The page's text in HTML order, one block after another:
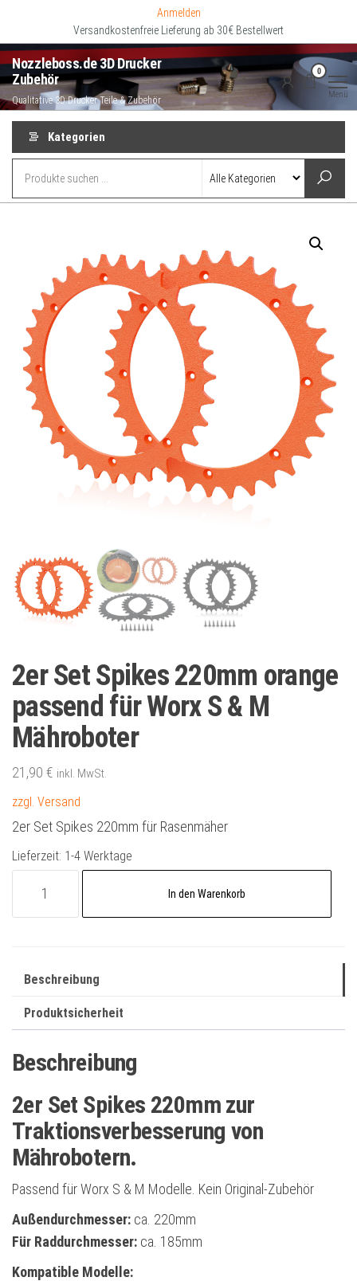
springen
Anmelden
Versandkostenfreie Lieferung ab 30€ Bestellwert
Nozzleboss.de 3D Drucker
Zubehör
Qualitative 3D Drucker Teile & Zubehör
0
Menü
Kategorien
2er Set Spikes 220mm orange
passend für Worx S & M
Mähroboter
21,90 € inkl. MwSt.
zzgl. Versand
2er Set Spikes 220mm für Rasenmäher
Lieferzeit: 1-4 Werktage
für
Worx
S
M
Mähroboter
Menge
In den Warenkorb
Beschreibung
Produktsicherheit
Beschreibung
2er Set Spikes 220mm zur
Traktionsverbesserung von
Mährobotern.
Passend für Worx S & M Modelle. Kein Original-Zubehör
Außendurchmesser: ca. 220mm
Für Raddurchmesser: ca. 185mm
Kompatible Modelle: